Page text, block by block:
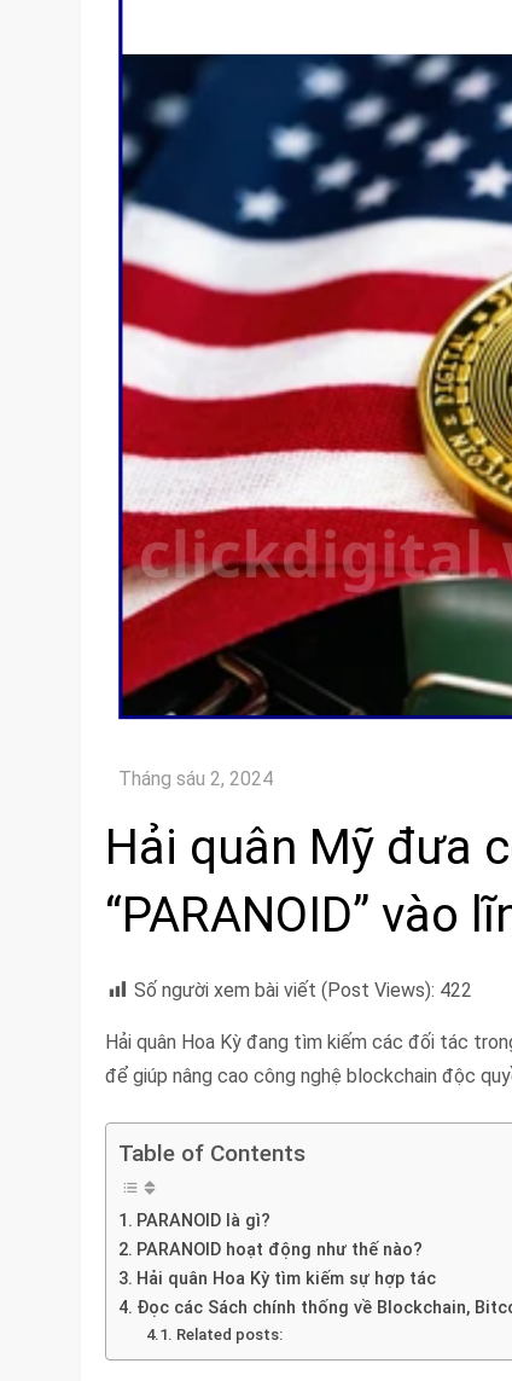
Hải quân Mỹ đưa
“PARANOID” vào
Số người xem bài viết (Post Views): 422
Hải quân Hoa Kỳ đang tìm kiếm các đối tác
để giúp nâng cao công nghệ blockchain độc
Table of Contents
PARANOID là gì?
PARANOID hoạt động như thế nào?
Hải quân Hoa Kỳ tìm kiếm sự hợp tác
Đọc các Sách chính thống về Blockchain,
Related posts: